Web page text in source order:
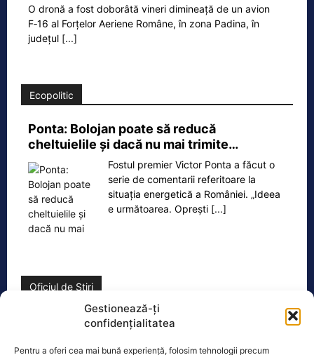
Gestionează-ți
confidențialitatea
Pentru a oferi cea mai bună experiență, folosim tehnologii precum
O dronă a fost doborâtă vineri dimineață de un avion
F‑16 al Forțelor Aeriene Române, în zona Padina, în
județul [...]
Ecopolitic
Ponta: Bolojan poate să reducă
cheltuielile şi dacă nu mai trimite…
Fostul premier Victor Ponta a făcut o
serie de comentarii referitoare la
situația energetică a României. „Ideea
e următoarea. Oprești [...]
Oficiul de Știri
Cele 4 barje pentru redirecționarea Dunării către brațul